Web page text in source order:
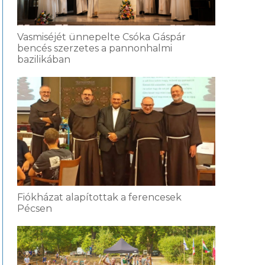
Vasmiséjét ünnepelte Csóka Gáspár
bencés szerzetes a pannonhalmi
bazilikában
Fiókházat alapítottak a ferencesek
Pécsen